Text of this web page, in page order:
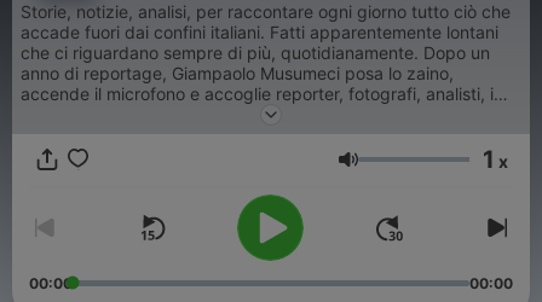
Storie, notizie, analisi, per raccontare ogni giorno tutto ciò che
accade fuori dai confini italiani. Fatti apparentemente lontani
che ci riguardano sempre di più, quotidianamente. Dopo un
anno di reportage, Giampaolo Musumeci posa lo zaino,
accende il microfono e accoglie reporter, fotografi, analisti, i
più autorevoli a livello internazionale.
Volum 1 x
00:00 00:00